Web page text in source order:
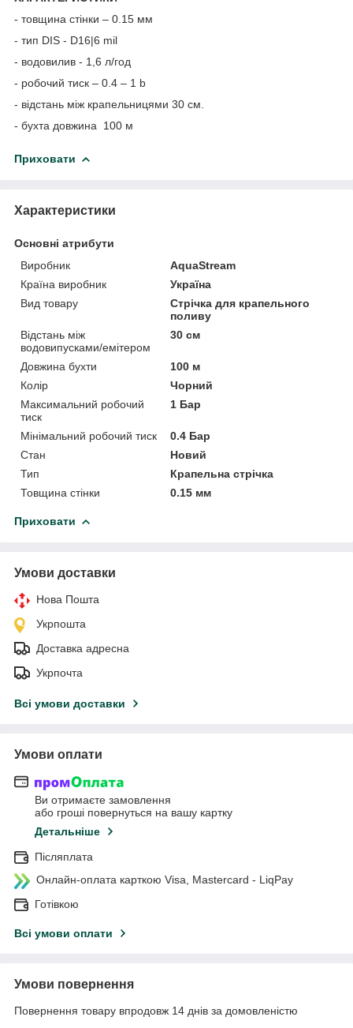
- товщина стінки – 0.15 мм
- тип DIS - D16|6 mil
- водовилив - 1,6 л/год
- робочий тиск – 0.4 – 1 b
- відстань між крапельницями 30 см.
- бухта довжина 100 м
Приховати
Характеристики
Основні атрибути
Виробник
AquaStream
Країна виробник
Україна
Вид товару
Стрічка для крапельного
поливу
Відстань між
водовипусками/емітером
30 см
Довжина бухти
100 м
Колір
Чорний
Максимальний робочий
тиск
1 Бар
Мінімальний робочий тиск
0.4 Бар
Стан
Новий
Тип
Крапельна стрічка
Товщина стінки
0.15 мм
Приховати
Умови доставки
Нова Пошта
Укрпошта
Доставка адресна
Укрпочта
Всі умови доставки
Умови оплати
Ви отримаєте замовлення
або гроші повернуться на вашу картку
Детальніше
Післяплата
Онлайн-оплата карткою Visa, Mastercard - LiqPay
Готівкою
Всі умови оплати
Умови повернення
Повернення товару впродовж 14 днів за домовленістю